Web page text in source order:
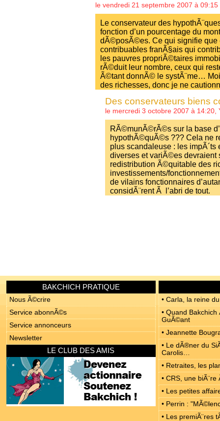
le vendredi 21 septembre 2007 à 09:15
Le conservateur des
fonction d’un pourcentage du
dÃ©posÃ©es. Ce qui signifie que
contribuables franÃ§ais qui
les pauvres propriÃ©taires
rÃ©duit leur nombre, ceux qui
Ã©tant donnÃ© le systÃ¨me…
des richesses, donc je ne
Des conservateurs biens
le mercredi 3 octobre 2007 à 14:20,
RÃ©munÃ©rÃ©s sur la base
hypothÃ©quÃ©s ??? Cela ne
plus scandaleuse : les impÃ´ts
diverses et variÃ©es
redistribution Ã©quitable des
investissements/
de vilains fonctionnaires
considÃ¨rent Ã l’abri de tout.
BAKCHICH PRATIQUE
Nous Ã©crire
Service abonnÃ©s
Service annonceurs
Newsletter
LE CLUB DES AMIS
• Carla, la reine
• Quand
GuÃ©ant
• Jeannette
• Le dÃ®ner du
Carolis…
• Retraites, les
• CRS, une
• Les petites
• Perrin :
• Les premiÃ¨res